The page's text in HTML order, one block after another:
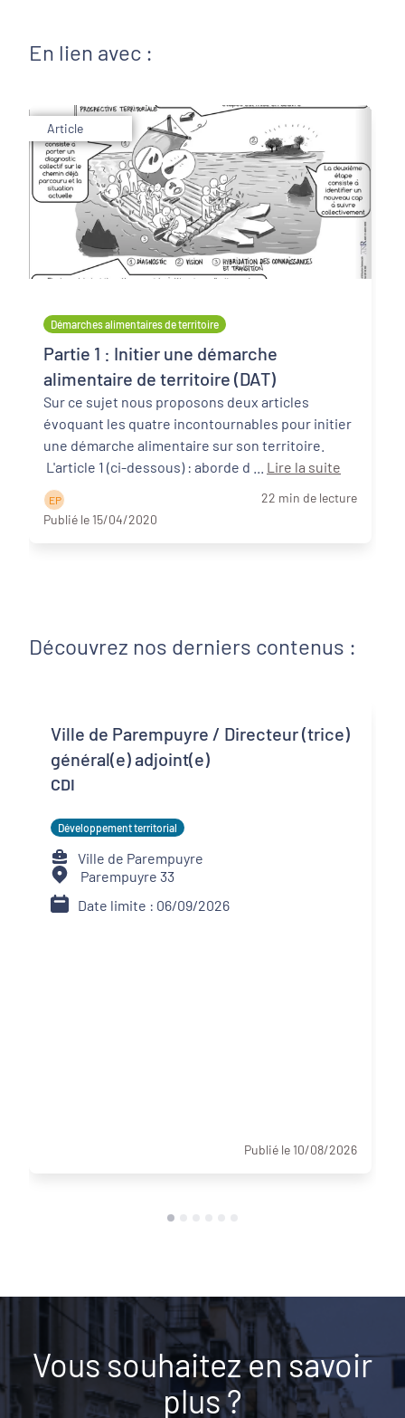
En lien avec :
Article
Démarches alimentaires de territoire
Partie 1 : Initier une démarche
alimentaire de territoire (DAT)
Sur ce sujet nous proposons deux articles
évoquant les quatre incontournables pour initier
une démarche alimentaire sur son territoire.
Lire la suite
E P
22 min de lecture
Publié le 15/04/2020
Découvrez nos derniers contenus :
Ville de Parempuyre / Directeur (trice)
général(e) adjoint(e)
CDI
Développement territorial
Ville de Parempuyre
Parempuyre 33
Date limite : 06/09/2026
Publié le 10/08/2026
Vous souhaitez en savoir
plus ?